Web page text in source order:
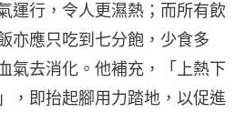
運行，令人更濕熱；而所有飲
亦應只吃到七分飽，少食多
氣去消化。他補充，「上熱下
，即抬起腳用力踏地，以促進